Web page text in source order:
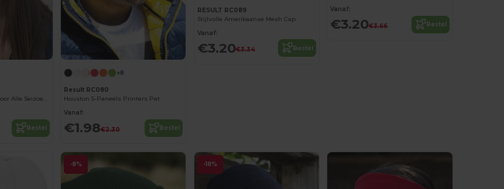
Trendy Zachte Beanie voor Alle Seizoenen
Bestel
+8
Result RC080
Houston 5-Paneels Printers Pet
Vanaf:
€1.98€2.30 Bestel
RESULT RC089
Stijlvolle Amerikaanse Mesh Cap
Vanaf:
€3.20€3.34 Bestel
Vanaf:
€3.20€3.66 Bestel
-8% -18%